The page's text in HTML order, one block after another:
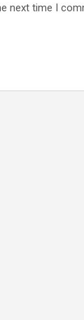
next time I